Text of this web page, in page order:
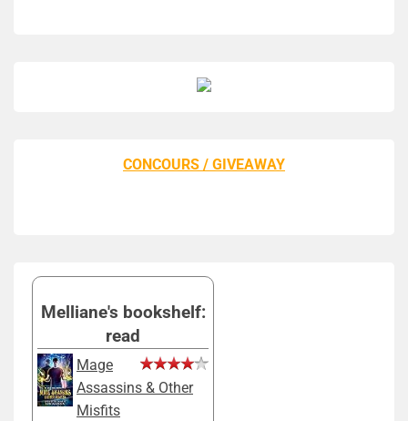
CONCOURS / GIVEAWAY
Melliane's bookshelf:
read
Mage
Assassins & Other
Misfits